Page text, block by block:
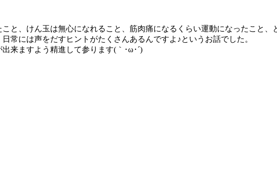
と、けん玉は無心になれること、筋肉痛になるくらい運動になったこと、
常には声をだすヒントがたくさんあるんですよ♪というお話でした。
来ますよう精進して参ります(｀･ω･´)